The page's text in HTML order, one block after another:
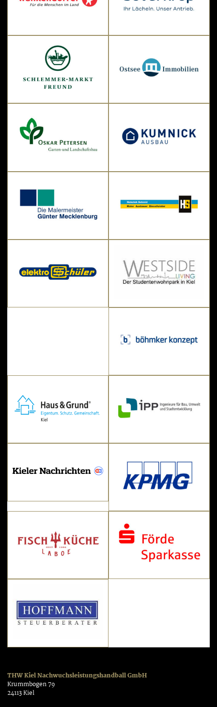
THW Kiel Nachwuchsleistungshandball GmbH
Krummbogen 79
24113 Kiel